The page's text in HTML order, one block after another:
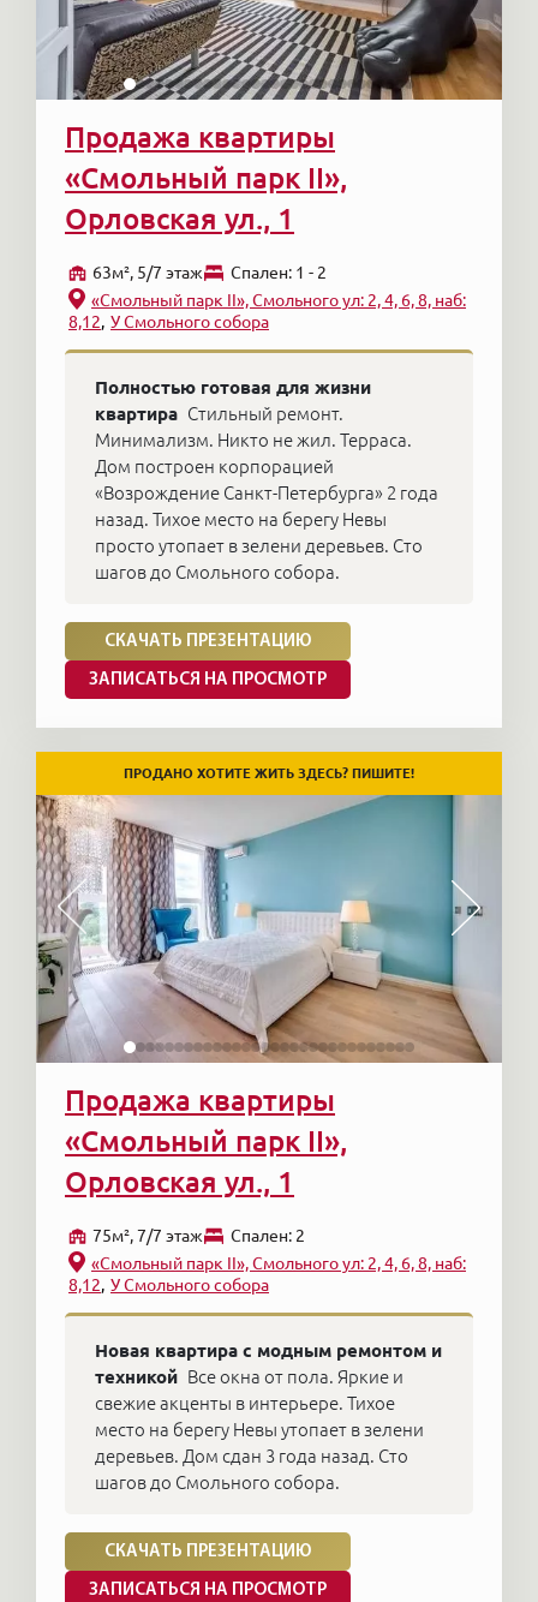
Продажа квартиры
«Смольный парк II»,
Орловская ул., 1
63м², 5/7 этаж
Cпален: 1 - 2
«Смольный парк II», Смольного ул: 2, 4, 6, 8, наб:
8,12 У Смольного собора
Полностью готовая для жизни
квартира Стильный ремонт.
Минимализм. Никто не жил. Терраса.
Дом построен корпорацией
«Возрождение Санкт-Петербурга» 2 года
назад. Тихое место на берегу Невы
просто утопает в зелени деревьев. Сто
шагов до Смольного собора.
СКАЧАТЬ ПРЕЗЕНТАЦИЮ
ЗАПИСАТЬСЯ НА ПРОСМОТР
ПРОДАНО ХОТИТЕ ЖИТЬ ЗДЕСЬ? ПИШИТЕ!
Продажа квартиры
«Смольный парк II»,
Орловская ул., 1
75м², 7/7 этаж
Cпален: 2
«Смольный парк II», Смольного ул: 2, 4, 6, 8, наб:
8,12 У Смольного собора
Новая квартира с модным ремонтом и
техникой Все окна от пола. Яркие и
свежие акценты в интерьере. Тихое
место на берегу Невы утопает в зелени
деревьев. Дом сдан 3 года назад. Сто
шагов до Смольного собора.
СКАЧАТЬ ПРЕЗЕНТАЦИЮ
ЗАПИСАТЬСЯ НА ПРОСМОТР